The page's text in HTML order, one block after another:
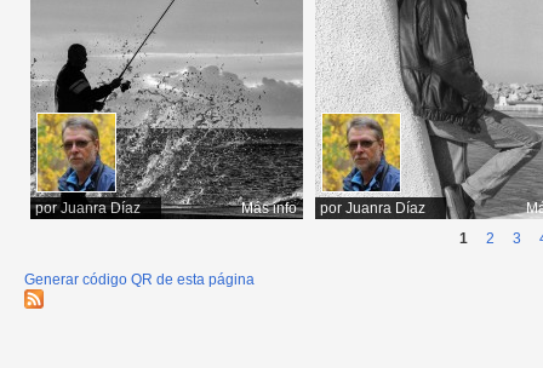
porJuanra Díaz Más info por Juanra Díaz
1 2 3
Generar código QR de esta página